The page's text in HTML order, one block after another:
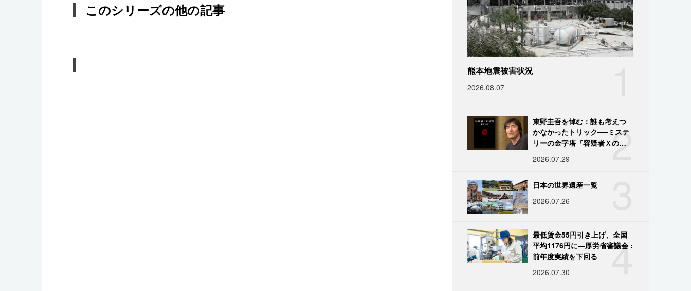
このシリーズの他の記事
熊本地震被害状況
2026.08.07
2
東野圭吾を悼む：誰も考えつ
かなかったトリック──ミステ
リーの金字塔『容疑者Ｘの献
2026.07.29
日本の世界遺産一覧
2026.07.26
4
最低賃金55円引き上げ、全国
平均1176円に―厚労省審議会 :
前年度実績を下回る
2026.07.30